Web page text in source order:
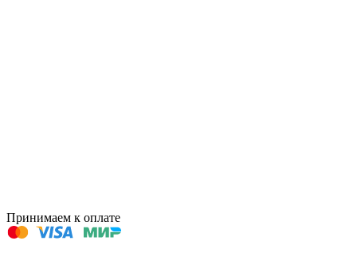
Принимаем к оплате